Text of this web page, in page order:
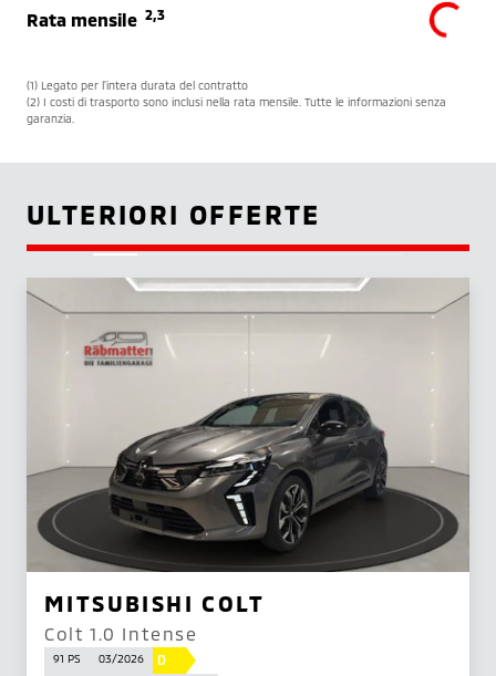
Rata mensile 2,3
(1) Legato per l’intera durata del contratto
(2) I costi di trasporto sono inclusi nella rata mensile. Tutte le informazioni senza
garanzia.
ULTERIORI OFFERTE
MITSUBISHI COLT
Colt 1.0 Intense
91 PS 03/2026 D